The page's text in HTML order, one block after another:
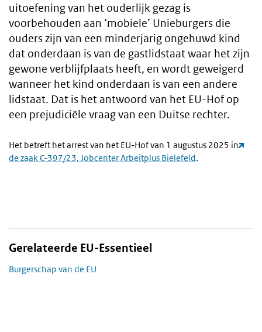
uitoefening van het ouderlijk gezag is
voorbehouden aan ‘mobiele’ Unieburgers die
ouders zijn van een minderjarig ongehuwd kind
dat onderdaan is van de gastlidstaat waar het zijn
gewone verblijfplaats heeft, en wordt geweigerd
wanneer het kind onderdaan is van een andere
lidstaat. Dat is het antwoord van het EU-Hof op
een prejudiciële vraag van een Duitse rechter.
Het betreft het arrest van het EU-Hof van 1 augustus 2025 in
de zaak C-397/23, Jobcenter Arbeitplus Bielefeld.
Gerelateerde EU-Essentieel
Burgerschap van de EU